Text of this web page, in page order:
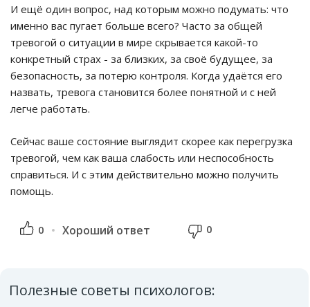
И ещё один вопрос, над которым можно подумать: что
именно вас пугает больше всего? Часто за общей
тревогой о ситуации в мире скрывается какой-то
конкретный страх - за близких, за своё будущее, за
безопасность, за потерю контроля. Когда удаётся его
назвать, тревога становится более понятной и с ней
легче работать.
Сейчас ваше состояние выглядит скорее как перегрузка
тревогой, чем как ваша слабость или неспособность
справиться. И с этим действительно можно получить
помощь.
0 Хороший ответ 0
Полезные советы психологов: